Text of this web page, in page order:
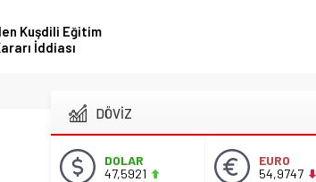
Kuşdili Eğitim
İddiası
DÖVİZ
DOLAR
47,5921
EURO
54,9747